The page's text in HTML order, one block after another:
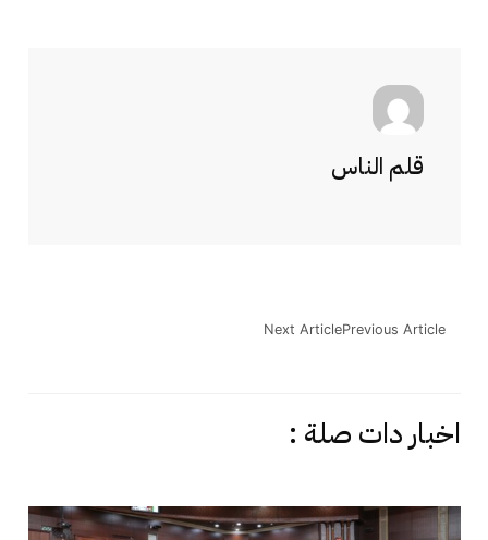
قلم الناس
Previous Article
Next Article
اخبار دات صلة :